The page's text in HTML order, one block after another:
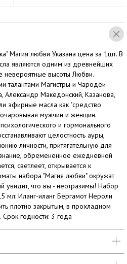
Магия любви Указана цена за 1шт. В
являются одним из древнейших
невероятные высоты Любви.
талантами Магистры и Чародеи
Македонский, Казанова,
эфирные масла как "средство
очаровывая мужчин и женщин.
и гормонального
целостность ауры,
личности, притягательную для
обремененное ежедневной
светлеет, открывается к
набора "Магия любви" окружат
увидит, что вы - неотразимы! Набор
мл: Иланг-иланг Бергамот Нероли
плотно закрытым, в прохладном
годности: 3 года